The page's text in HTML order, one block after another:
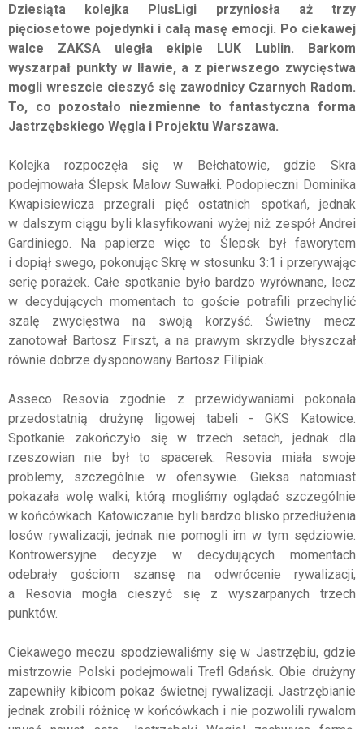
Dziesiąta kolejka PlusLigi przyniosła aż trzy
pięciosetowe pojedynki i całą masę emocji. Po ciekawej
walce ZAKSA uległa ekipie LUK Lublin. Barkom
wyszarpał punkty w Iławie, a z pierwszego zwycięstwa
mogli wreszcie cieszyć się zawodnicy Czarnych Radom.
To, co pozostało niezmienne to fantastyczna forma
Jastrzębskiego Węgla i Projektu Warszawa.
Kolejka rozpoczęła się w Bełchatowie, gdzie Skra
podejmowała Ślepsk Malow Suwałki. Podopieczni Dominika
Kwapisiewicza przegrali pięć ostatnich spotkań, jednak
w dalszym ciągu byli klasyfikowani wyżej niż zespół Andrei
Gardiniego. Na papierze więc to Ślepsk był faworytem
i dopiął swego, pokonując Skrę w stosunku 3:1 i przerywając
serię porażek. Całe spotkanie było bardzo wyrównane, lecz
w decydujących momentach to goście potrafili przechylić
szalę zwycięstwa na swoją korzyść. Świetny mecz
zanotował Bartosz Firszt, a na prawym skrzydle błyszczał
równie dobrze dysponowany Bartosz Filipiak.
Asseco Resovia zgodnie z przewidywaniami pokonała
przedostatnią drużynę ligowej tabeli - GKS Katowice.
Spotkanie zakończyło się w trzech setach, jednak dla
rzeszowian nie był to spacerek. Resovia miała swoje
problemy, szczególnie w ofensywie. Gieksa natomiast
pokazała wolę walki, którą mogliśmy oglądać szczególnie
w końcówkach. Katowiczanie byli bardzo blisko przedłużenia
losów rywalizacji, jednak nie pomogli im w tym sędziowie.
Kontrowersyjne decyzje w decydujących momentach
odebrały gościom szansę na odwrócenie rywalizacji,
a Resovia mogła cieszyć się z wyszarpanych trzech
punktów.
Ciekawego meczu spodziewaliśmy się w Jastrzębiu, gdzie
mistrzowie Polski podejmowali Trefl Gdańsk. Obie drużyny
zapewniły kibicom pokaz świetnej rywalizacji. Jastrzębianie
jednak zrobili różnicę w końcówkach i nie pozwolili rywalom